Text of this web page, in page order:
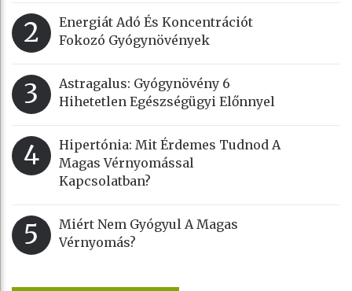
2
Energiát Adó És Koncentrációt
Fokozó Gyógynövények
3
Astragalus: Gyógynövény 6
Hihetetlen Egészségügyi Előnnyel
4
Hipertónia: Mit Érdemes Tudnod A
Magas Vérnyomással
Kapcsolatban?
5
Miért Nem Gyógyul A Magas
Vérnyomás?